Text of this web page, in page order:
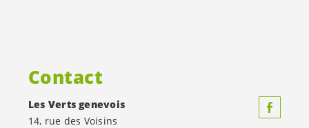
Contact
Les Verts genevois
14, rue des Voisins